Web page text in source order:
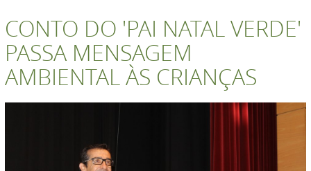
CONTO DO 'PAI NATAL VERDE'
PASSA MENSAGEM
AMBIENTAL ÀS CRIANÇAS